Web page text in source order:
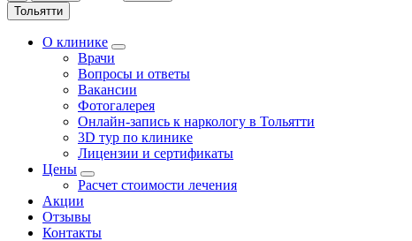
Тольятти
О клинике
Врачи
Вопросы и ответы
Вакансии
Фотогалерея
Онлайн-запись к наркологу в Тольятти
3D тур по клинике
Лицензии и сертификаты
Цены
Расчет стоимости лечения
Акции
Отзывы
Контакты